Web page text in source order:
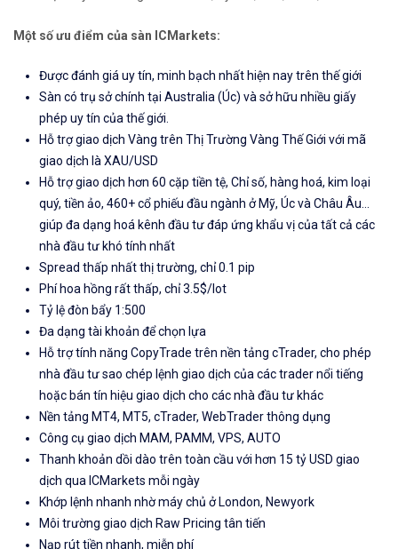
Một số ưu điểm của sàn ICMarkets:
Được đánh giá uy tín, minh bạch nhất hiện nay trên thế giới
Sàn có trụ sở chính tại Australia (Úc) và sở hữu nhiều giấy
phép uy tín của thế giới.
Hỗ trợ giao dịch Vàng trên Thị Trường Vàng Thế Giới với mã
giao dịch là XAU/USD
Hỗ trợ giao dịch hơn 60 cặp tiền tệ, Chỉ số, hàng hoá, kim loại
quý, tiền ảo, 460+ cổ phiếu đầu ngành ở Mỹ, Úc và Châu Âu...
giúp đa dạng hoá kênh đầu tư đáp ứng khẩu vị của tất cả các
nhà đầu tư khó tính nhất
Spread thấp nhất thị trường, chỉ 0.1 pip
Phí hoa hồng rất thấp, chỉ 3.5$/lot
Tỷ lệ đòn bẩy 1:500
Đa dạng tài khoản để chọn lựa
Hỗ trợ tính năng CopyTrade trên nền tảng cTrader, cho phép
nhà đầu tư sao chép lệnh giao dịch của các trader nổi tiếng
hoặc bán tín hiệu giao dịch cho các nhà đầu tư khác
Nền tảng MT4, MT5, cTrader, WebTrader thông dụng
Công cụ giao dịch MAM, PAMM, VPS, AUTO
Thanh khoản dồi dào trên toàn cầu với hơn 15 tỷ USD giao
dịch qua ICMarkets mỗi ngày
Khớp lệnh nhanh nhờ máy chủ ở London, Newyork
Môi trường giao dịch Raw Pricing tân tiến
Nạp rút tiền nhanh, miễn phí